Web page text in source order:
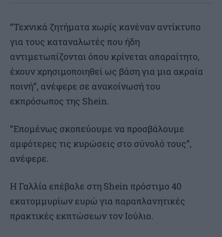
“Τεχνικά ζητήματα χωρίς κανέναν αντίκτυπο
για τους καταναλωτές που ήδη
αντιμετωπίζονται όπου κρίνεται απαραίτητο,
έχουν χρησιμοποιηθεί ως βάση για μια ακραία
ποινή”, ανέφερε σε ανακοίνωσή του
εκπρόσωπος της Shein.
“Επομένως σκοπεύουμε να προσβάλουμε
αμφότερες τις κυρώσεις στο σύνολό τους”,
ανέφερε.
Η Γαλλία επέβαλε στη Shein πρόστιμο 40
εκατομμυρίων ευρώ για παραπλανητικές
πρακτικές εκπτώσεων τον Ιούλιο.